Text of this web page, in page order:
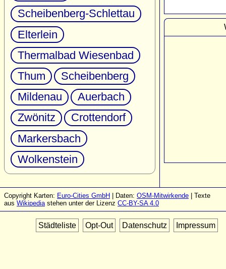
Scheibenberg-Schlettau
Elterlein
Thermalbad Wiesenbad
Thum
Scheibenberg
Mildenau
Auerbach
Zwönitz
Crottendorf
Markersbach
Wolkenstein
Copyright Karten: Euro-Cities GmbH | Daten: OSM-Mitwirkende | Texte
aus Wikipediastehen unter der Lizenz CC-BY-SA 4.0
Städteliste Opt-Out Datenschutz Impressum